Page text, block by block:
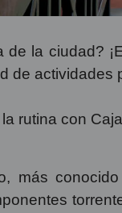
la ciudad?
de actividades
rutina con
más